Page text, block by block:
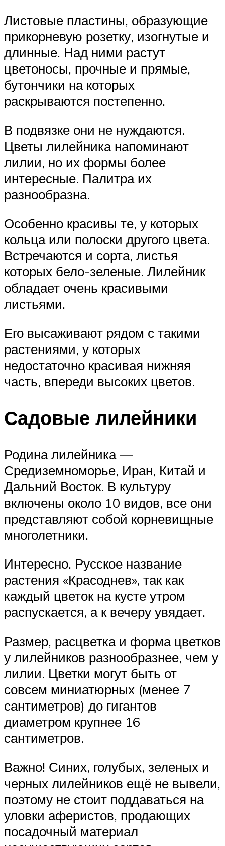
Листовые пластины, образующие
прикорневую розетку, изогнутые и
длинные. Над ними растут
цветоносы, прочные и прямые,
бутончики на которых
раскрываются постепенно.
В подвязке они не нуждаются.
Цветы лилейника напоминают
лилии, но их формы более
интересные. Палитра их
разнообразна.
Особенно красивы те, у которых
кольца или полоски другого цвета.
Встречаются и сорта, листья
которых бело-зеленые. Лилейник
обладает очень красивыми
листьями.
Его высаживают рядом с такими
растениями, у которых
недостаточно красивая нижняя
часть, впереди высоких цветов.
Садовые лилейники
Родина лилейника —
Средиземноморье, Иран, Китай и
Дальний Восток. В культуру
включены около 10 видов, все они
представляют собой корневищные
многолетники.
Интересно. Русское название
растения «Красоднев», так как
каждый цветок на кусте утром
распускается, а к вечеру увядает.
Размер, расцветка и форма цветков
у лилейников разнообразнее, чем у
лилии. Цветки могут быть от
совсем миниатюрных (менее 7
сантиметров) до гигантов
диаметром крупнее 16
сантиметров.
Важно! Синих, голубых, зеленых и
черных лилейников ещё не вывели,
поэтому не стоит поддаваться на
уловки аферистов, продающих
посадочный материал